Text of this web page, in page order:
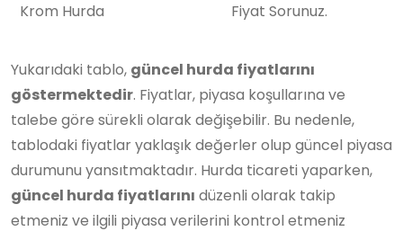
Krom Hurda Fiyat Sorunuz.
Yukarıdaki tablo, güncel hurda fiyatlarını
göstermektedir. Fiyatlar, piyasa koşullarına ve
talebe göre sürekli olarak değişebilir. Bu nedenle,
tablodaki fiyatlar yaklaşık değerler olup güncel piyasa
durumunu yansıtmaktadır. Hurda ticareti yaparken,
güncel hurda fiyatlarını düzenli olarak takip
etmeniz ve ilgili piyasa verilerini kontrol etmeniz